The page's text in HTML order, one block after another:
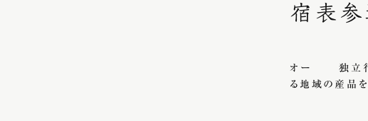
宿表参
8月28日
オー 独立行
る地域の産品